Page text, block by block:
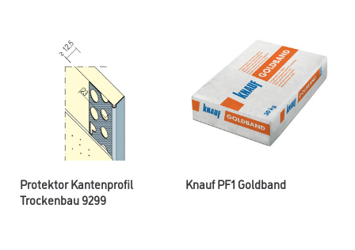
Protektor Kantenprofil
Trockenbau 9299
Knauf PF1 Goldband